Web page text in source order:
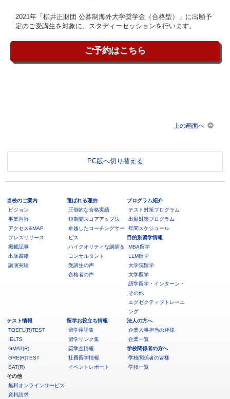
2021年「柳井正財団 公募制海外大学奨学金（合格型）」に出願予
定のご受講生を対象に、スタディーセッションを行います。
ご予約はこちら
上の画面へ
PC版へ切り替える
当校のご案内
ビジョン
事業内容
アクセス&MAP
プレスリリース
掲載記事
出版書籍
講演実績
選ばれる理由
圧倒的な合格実績
短期間スコアアップ法
卓越したコーチングサー
ビス
ハイクオリティな講師＆
コンサルタント
受講生の声
合格者の声
プログラム紹介
テスト対策プログラム
出願対策プログラム
年間スケジュール
目的別留学情報
MBA留学
LLM留学
大学院留学
大学留学
語学留学・インターン・
その他
エグゼクティブトレーニ
ング
テスト情報
TOEFL(R)TEST
IELTS
GMAT(R)
GRE(R)TEST
SAT(R)
留学お役立ち情報
留学用語集
留学リンク集
奨学金情報
社費留学情報
イベントレポート
法人の方へ
企業人事担当の皆様
企業一覧
学校関係者の方へ
学校関係者の皆様
学校一覧
その他
無料オンラインサービス
資料請求